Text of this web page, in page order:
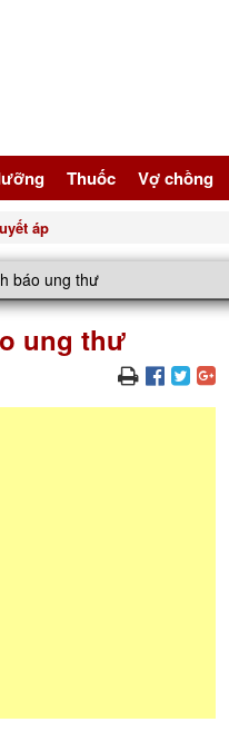
Thuốc Vợ chồng
áp
báo ung thư
ung thư